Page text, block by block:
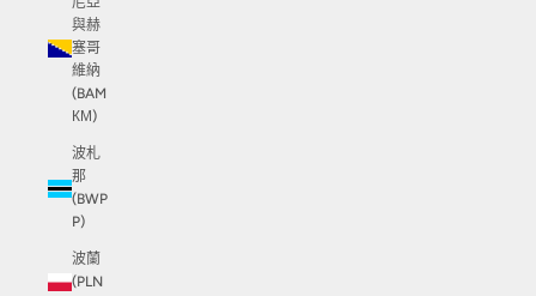
與赫
塞哥
維納
(BAM
КМ)
波札
那
(BWP
P)
波蘭
(PLN